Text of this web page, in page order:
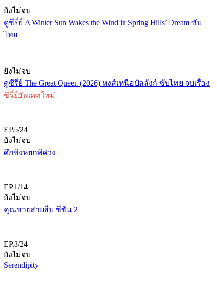
ยังไม่จบ
ดูซีรี่ย์ A Winter Sun Wakes the Wind in Spring Hills’ Dream ซับ
ไทย
ยังไม่จบ
ดูซีรี่ย์ The Great Queen (2026) หงส์เหนือบัลลังก์ ซับไทย จบเรื่อง
ซีรี่ย์อัพเดทใหม่
EP.6/24
ยังไม่จบ
ศึกชิงหยกพิศวง
EP.1/14
ยังไม่จบ
คุณชายสายสืบ ซีซั่น 2
EP.8/24
ยังไม่จบ
Serendipity